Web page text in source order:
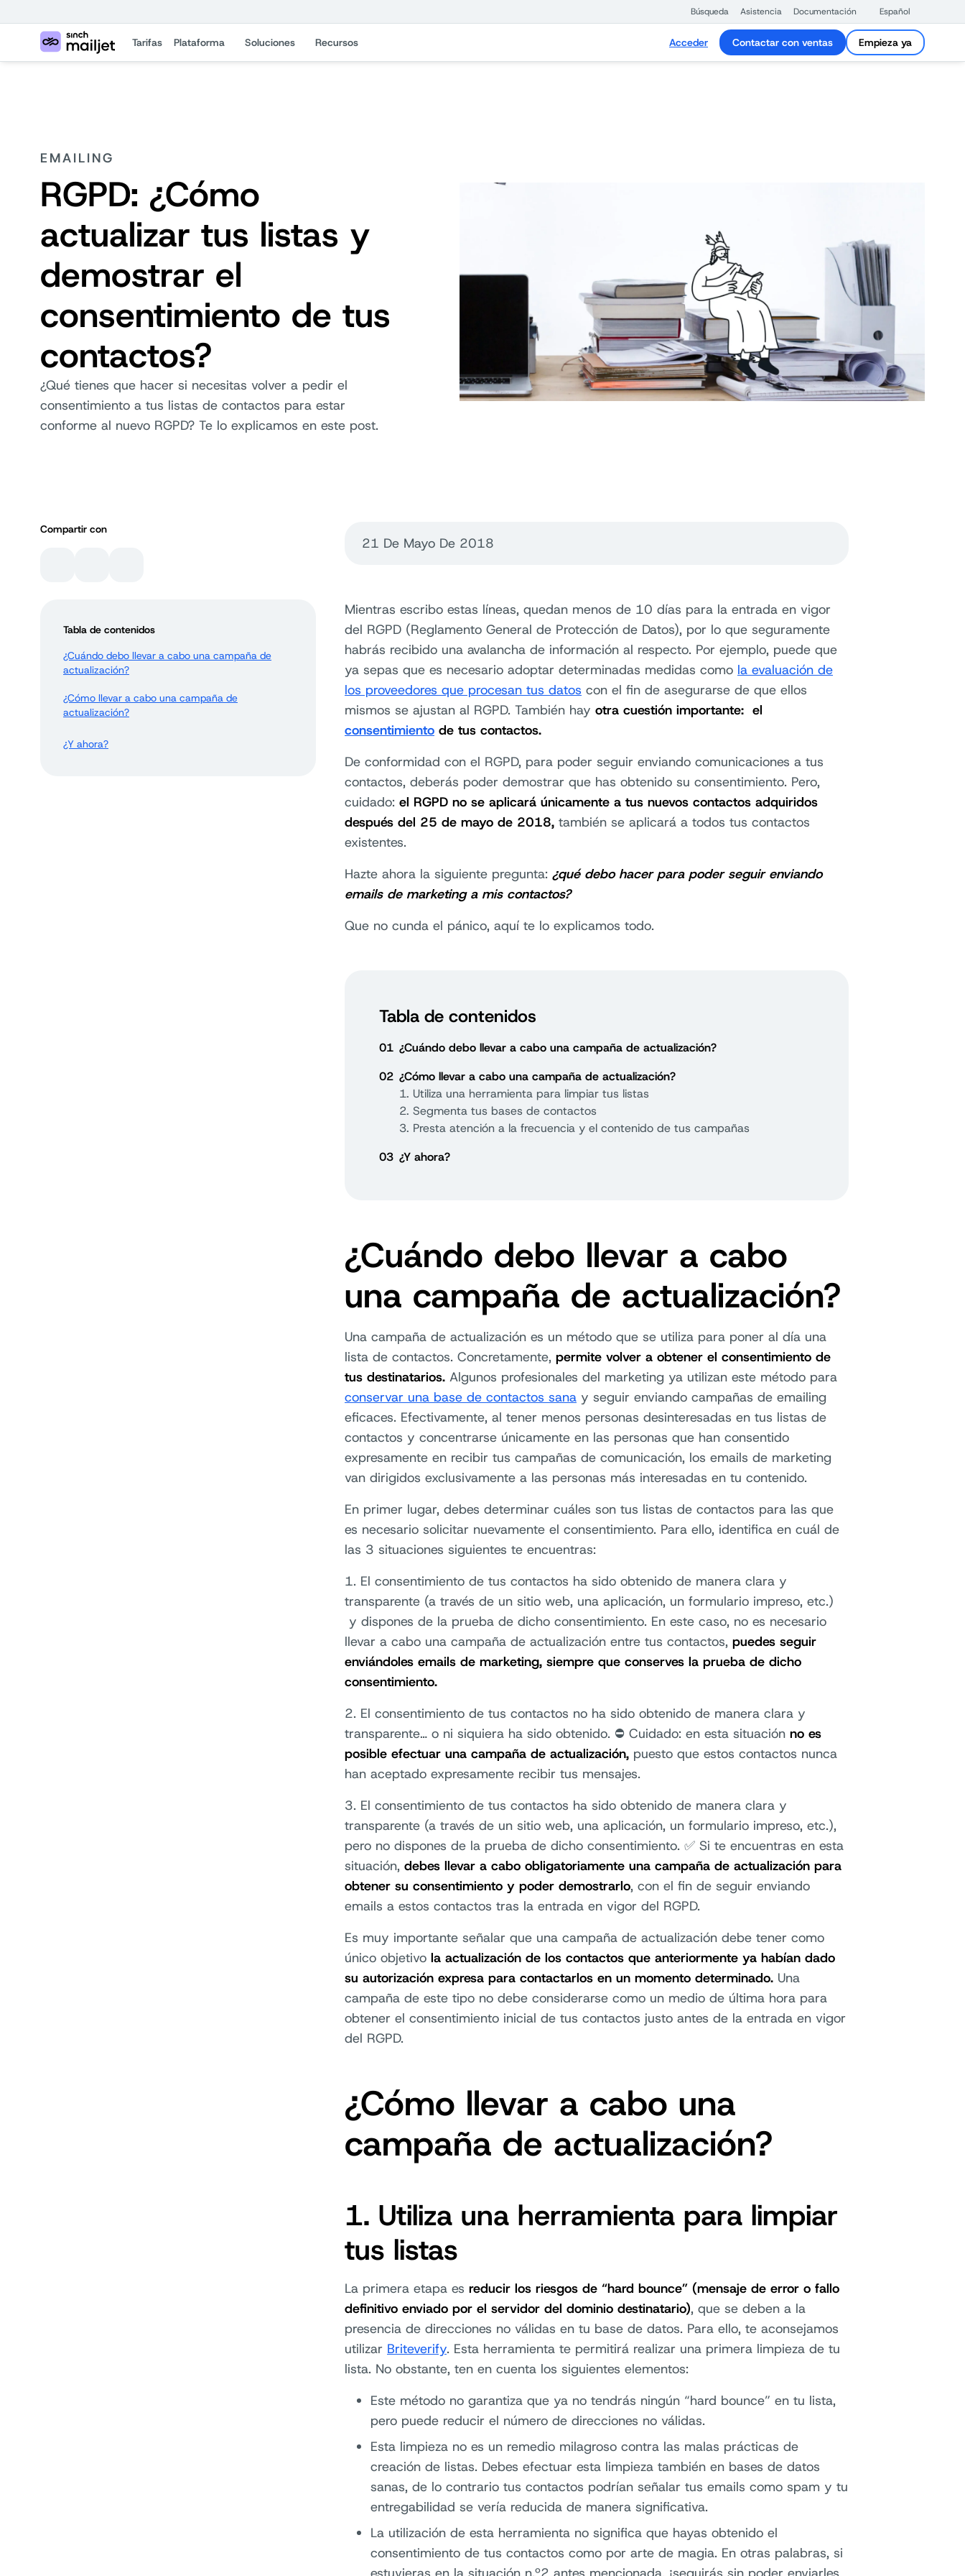
Búsqueda Asistencia Documentación Español
Tarifas Plataforma Soluciones Recursos Acceder Contactar con ventas Empieza ya
EMAILING
RGPD: ¿Cómo
actualizar tus listas y
demostrar el
consentimiento de tus
contactos?
¿Qué tienes que hacer si necesitas volver a pedir el
consentimiento a tus listas de contactos para estar
conforme al nuevo RGPD? Te lo explicamos en este post.
Compartir con
Tabla de contenidos
¿Cuándo debo llevar a cabo una campaña de
actualización?
¿Cómo llevar a cabo una campaña de
actualización?
¿Y ahora?
21 De Mayo De 2018
Mientras escribo estas líneas, quedan menos de 10 días para la entrada en vigor
del RGPD (Reglamento General de Protección de Datos), por lo que seguramente
habrás recibido una avalancha de información al respecto. Por ejemplo, puede que
ya sepas que es necesario adoptar determinadas medidas como la evaluación de
los proveedores que procesan tus datos con el fin de asegurarse de que ellos
mismos se ajustan al RGPD. También hay otra cuestión importante: el
consentimiento de tus contactos.
De conformidad con el RGPD, para poder seguir enviando comunicaciones a tus
contactos, deberás poder demostrar que has obtenido su consentimiento. Pero,
cuidado: el RGPD no se aplicará únicamente a tus nuevos contactos adquiridos
después del 25 de mayo de 2018, también se aplicará a todos tus contactos
existentes.
Hazte ahora la siguiente pregunta: ¿qué debo hacer para poder seguir enviando
emails de marketing a mis contactos?
Que no cunda el pánico, aquí te lo explicamos todo.
Tabla de contenidos
01 ¿Cuándo debo llevar a cabo una campaña de actualización?
02 ¿Cómo llevar a cabo una campaña de actualización?
1. Utiliza una herramienta para limpiar tus listas
2. Segmenta tus bases de contactos
3. Presta atención a la frecuencia y el contenido de tus campañas
03 ¿Y ahora?
¿Cuándo debo llevar a cabo
una campaña de actualización?
Una campaña de actualización es un método que se utiliza para poner al día una
lista de contactos. Concretamente, permite volver a obtener el consentimiento de
tus destinatarios. Algunos profesionales del marketing ya utilizan este método para
conservar una base de contactos sana y seguir enviando campañas de emailing
eficaces. Efectivamente, al tener menos personas desinteresadas en tus listas de
contactos y concentrarse únicamente en las personas que han consentido
expresamente en recibir tus campañas de comunicación, los emails de marketing
van dirigidos exclusivamente a las personas más interesadas en tu contenido.
En primer lugar, debes determinar cuáles son tus listas de contactos para las que
es necesario solicitar nuevamente el consentimiento. Para ello, identifica en cuál de
las 3 situaciones siguientes te encuentras:
1. El consentimiento de tus contactos ha sido obtenido de manera clara y
transparente (a través de un sitio web, una aplicación, un formulario impreso, etc.)
y dispones de la prueba de dicho consentimiento. En este caso, no es necesario
llevar a cabo una campaña de actualización entre tus contactos, puedes seguir
enviándoles emails de marketing, siempre que conserves la prueba de dicho
consentimiento.
2. El consentimiento de tus contactos no ha sido obtenido de manera clara y
transparente… o ni siquiera ha sido obtenido. ⛔ Cuidado: en esta situación no es
posible efectuar una campaña de actualización, puesto que estos contactos nunca
han aceptado expresamente recibir tus mensajes.
3. El consentimiento de tus contactos ha sido obtenido de manera clara y
transparente (a través de un sitio web, una aplicación, un formulario impreso, etc.),
pero no dispones de la prueba de dicho consentimiento. ✅ Si te encuentras en esta
situación, debes llevar a cabo obligatoriamente una campaña de actualización para
obtener su consentimiento y poder demostrarlo, con el fin de seguir enviando
emails a estos contactos tras la entrada en vigor del RGPD.
Es muy importante señalar que una campaña de actualización debe tener como
único objetivo la actualización de los contactos que anteriormente ya habían dado
su autorización expresa para contactarlos en un momento determinado. Una
campaña de este tipo no debe considerarse como un medio de última hora para
obtener el consentimiento inicial de tus contactos justo antes de la entrada en vigor
del RGPD.
¿Cómo llevar a cabo una
campaña de actualización?
1. Utiliza una herramienta para limpiar
tus listas
La primera etapa es reducir los riesgos de “hard bounce” (mensaje de error o fallo
definitivo enviado por el servidor del dominio destinatario), que se deben a la
presencia de direcciones no válidas en tu base de datos. Para ello, te aconsejamos
utilizar Briteverify. Esta herramienta te permitirá realizar una primera limpieza de tu
lista. No obstante, ten en cuenta los siguientes elementos:
Este método no garantiza que ya no tendrás ningún “hard bounce” en tu lista,
pero puede reducir el número de direcciones no válidas.
Esta limpieza no es un remedio milagroso contra las malas prácticas de
creación de listas. Debes efectuar esta limpieza también en bases de datos
sanas, de lo contrario tus contactos podrían señalar tus emails como spam y tu
entregabilidad se vería reducida de manera significativa.
La utilización de esta herramienta no significa que hayas obtenido el
consentimiento de tus contactos como por arte de magia. En otras palabras, si